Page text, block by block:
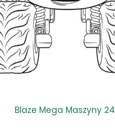
Blaze Mega Maszyny 24